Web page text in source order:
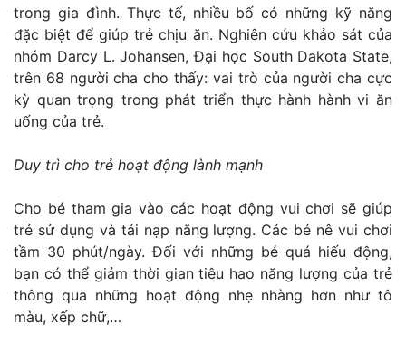
trong gia đình. Thực tế, nhiều bố có những kỹ năng
đặc biệt để giúp trẻ chịu ăn. Nghiên cứu khảo sát của
nhóm Darcy L. Johansen, Đại học South Dakota State,
trên 68 người cha cho thấy: vai trò của người cha cực
kỳ quan trọng trong phát triển thực hành hành vi ăn
uống của trẻ.
Duy trì cho trẻ hoạt động lành mạnh
Cho bé tham gia vào các hoạt động vui chơi sẽ giúp
trẻ sử dụng và tái nạp năng lượng. Các bé nê vui chơi
tầm 30 phút/ngày. Đối với những bé quá hiếu động,
bạn có thể giảm thời gian tiêu hao năng lượng của trẻ
thông qua những hoạt động nhẹ nhàng hơn như tô
màu, xếp chữ,…